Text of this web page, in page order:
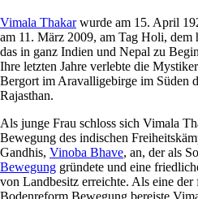
Vimala Thakarwurde am 15. April
am 11. März 2009, am Tag Holi, dem
das in ganz Indien und Nepal zu
Ihre letzten Jahre verlebte die
Bergort im Aravalligebirge im Süden
Rajasthan.
Als junge Frau schloss sich Vimala
Bewegung des indischen
Gandhis, Vinoba Bhave, an, der als
Bewegung gründete und eine
von Landbesitz erreichte. Als eine
Bodenreform Bewegung bereiste